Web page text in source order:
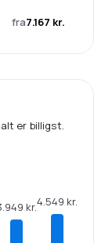
fra7.167 kr.
er billigst.
kr.4.549 kr.